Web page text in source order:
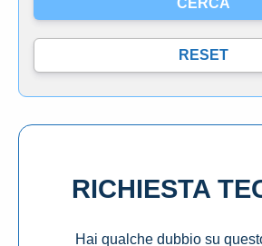
RICHIESTA
Hai qualche dubbio su